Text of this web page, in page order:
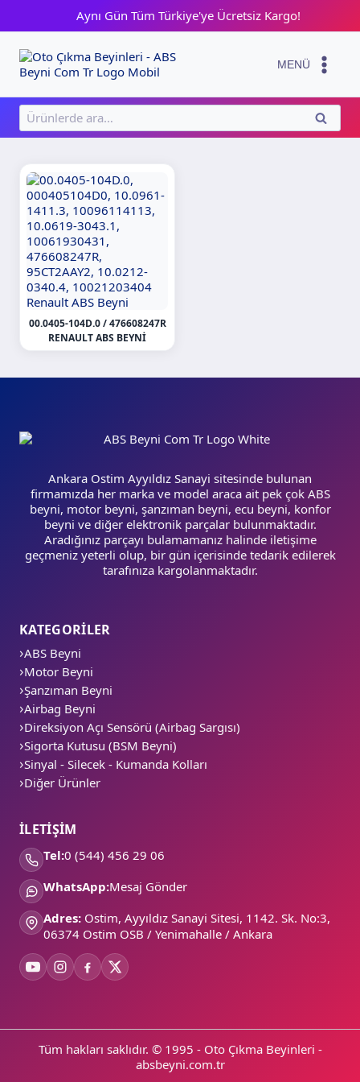
content
Aynı Gün Tüm Türkiye'ye Ücretsiz Kargo!
MENÜ
Ara:
ARA
00.0405-104D.0 / 476608247R
RENAULT ABS BEYNI
Ankara Ostim Ayyıldız Sanayi sitesinde bulunan
firmamızda her marka ve model araca ait pek çok ABS
beyni, motor beyni, şanzıman beyni, ecu beyni, konfor
beyni ve diğer elektronik parçalar bulunmaktadır.
Aradığınız parçayı bulamamanız halinde iletişime
geçmeniz yeterli olup, bir gün içerisinde tedarik edilerek
tarafınıza kargolanmaktadır.
KATEGORİLER
ABS Beyni
Motor Beyni
Şanzıman Beyni
Airbag Beyni
Direksiyon Açı Sensörü (Airbag Sargısı)
Sigorta Kutusu (BSM Beyni)
Sinyal - Silecek - Kumanda Kolları
Diğer Ürünler
İLETİŞİM
Tel:0 (544) 456 29 06
WhatsApp:Mesaj Gönder
Adres: Ostim, Ayyıldız Sanayi Sitesi, 1142. Sk. No:3,
06374 Ostim OSB / Yenimahalle / Ankara
Tüm hakları saklıdır. © 1995 - Oto Çıkma Beyinleri -
absbeyni.com.tr